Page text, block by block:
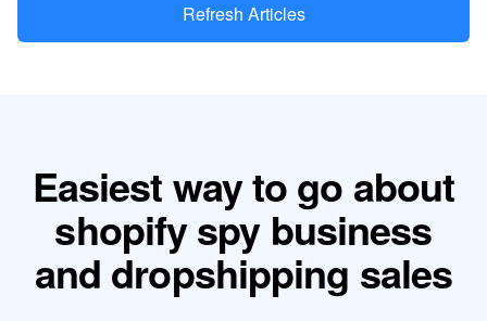
Refresh Articles
Easiest way to go about
shopify spy business
and dropshipping sales